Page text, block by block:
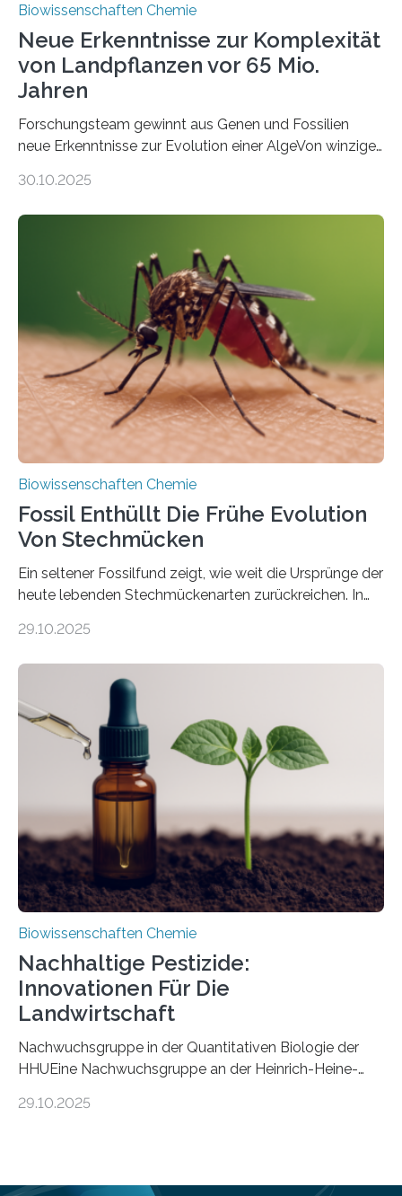
Biowissenschaften Chemie
Neue Erkenntnisse zur Komplexität
von Landpflanzen vor 65 Mio.
Jahren
Forschungsteam gewinnt aus Genen und Fossilien
neue Erkenntnisse zur Evolution einer AlgeVon winzigen
Landpflanzen zählen zu den komplexesten
Grünalgen, die vor Hunderten von Millionen Jahren
lebten. Unter den Vorfahren sticht eine Gruppe heraus,
die noch heute in der Natur vorkommt: die
Süßwasseralge Coleochaetophyceae. Einige Arten
dieser Gruppe bilden aus Zellfäden dichte Geflechte
mit scheibenförmiger Gestalt. Was auffällig ist: Die
nächsten…
30.10.2025
Biowissenschaften Chemie
Fossil Enthüllt Die Frühe Evolution
Von Stechmücken
Ein seltener Fossilfund zeigt, wie weit die Ursprünge der
heute lebenden Stechmückenarten zurückreichen. In
Forschende die bisher älteste bekannte Stechmücken-
Region Kachin in Myanmar und hat sich in
ausgezeichnetem Zustand erhalten. Es konnte als neue
Art einer neuen Gattung beschrieben werden und trägt
nun den Namen Cretosabethes primaevus. Dieser erste
fossile Nachweis einer Stechmückenlarve in Bernstein
stellt gleichzeitig den ersten Fossilfund einer
Mückenlarve aus dem Mesozoikum dar, denn…
29.10.2025
Biowissenschaften Chemie
Nachhaltige Pestizide:
Innovationen Für Die
Landwirtschaft
Nachwuchsgruppe in der Quantitativen Biologie der
HHUEine Nachwuchsgruppe an der Heinrich-Heine-
fünf Jahren erforschen, wie Bakterien auf
29.10.2025